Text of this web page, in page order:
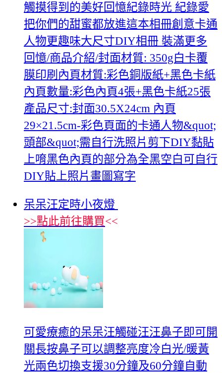
觸摸得到的美好回憶紀錄時光 紀錄愛
把你們的甜蜜都放進這本相冊創意卡通
人物更趣味大尺寸DIY相冊 裝滿更多
回憶/商品介紹/封面材質: 350g白卡覆
膜印刷內頁材質:彩色銅版紙+黑色卡紙
內頁數量:彩色內頁4張+黑色卡紙25張
產品尺寸:封面30.5X24cm 內頁
29×21.5cm-彩色頁面的卡通人物&quot;
頭部&quot;需自行洗照片剪下DIY黏貼
上唷黑色內頁的部分為全黑空白可自行
DIY貼上照片畫圖寫字
呆呆汪定時小夜燈
>>點此前往購買<<
可愛療癒的呆呆汪觸碰汪汪鼻子即可開
關長按鼻子可以調整亮度冷白光/暖黃
光兩色切換支援30分鐘及60分鐘自動